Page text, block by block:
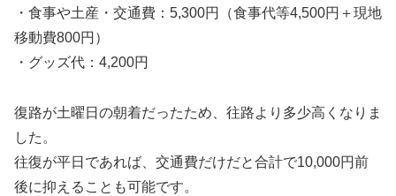
・食事や土産・交通費：5,300円（食事代等4,500円＋現地
移動費800円）
・グッズ代：4,200円
復路が土曜日の朝着だったため、往路より多少高くなりま
した。
往復が平日であれば、交通費だけだと合計で10,000円前
後に抑えることも可能です。